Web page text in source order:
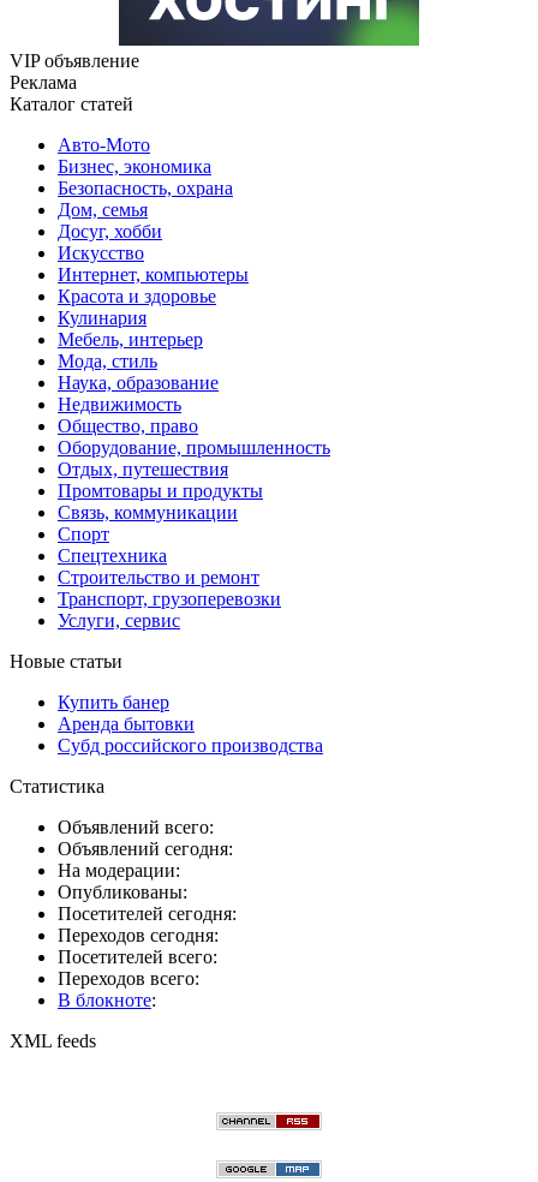
VIP объявление
Реклама
Каталог статей
Авто-Мото
Бизнес, экономика
Безопасность, охрана
Дом, семья
Досуг, хобби
Искусство
Интернет, компьютеры
Красота и здоровье
Кулинария
Мебель, интерьер
Мода, стиль
Наука, образование
Недвижимость
Общество, право
Оборудование, промышленность
Отдых, путешествия
Промтовары и продукты
Связь, коммуникации
Спорт
Спецтехника
Строительство и ремонт
Транспорт, грузоперевозки
Услуги, сервис
Новые статьи
Купить банер
Аренда бытовки
Субд российского производства
Статистика
Объявлений всего:
Объявлений сегодня:
На модерации:
Опубликованы:
Посетителей сегодня:
Переходов сегодня:
Посетителей всего:
Переходов всего:
В блокноте:
XML feeds